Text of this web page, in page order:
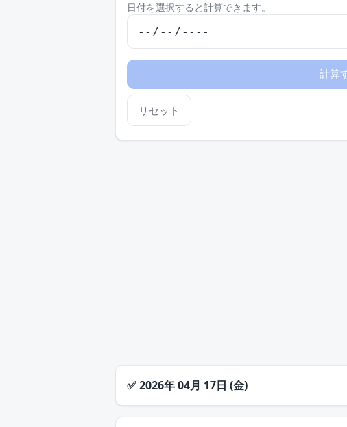
日付を選択すると計算できます。
リセット
✅2026年 04月 17日 (金)